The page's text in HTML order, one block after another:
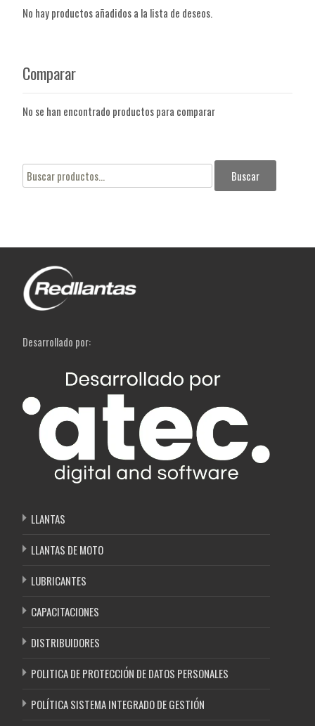
No hay productos añadidos a la lista de deseos.
Comparar
No se han encontrado productos para comparar
Buscar
por:
Buscar
Desarrollado por:
LLANTAS
LLANTAS DE MOTO
LUBRICANTES
CAPACITACIONES
DISTRIBUIDORES
POLITICA DE PROTECCIÓN DE DATOS PERSONALES
POLÍTICA SISTEMA INTEGRADO DE GESTIÓN